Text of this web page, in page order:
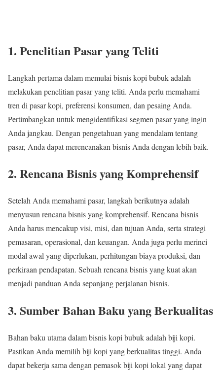
1. Penelitian Pasar yang Teliti
Langkah pertama dalam memulai bisnis kopi bubuk adalah
melakukan penelitian pasar yang teliti. Anda perlu memahami
tren di pasar kopi, preferensi konsumen, dan pesaing Anda.
Pertimbangkan untuk mengidentifikasi segmen pasar yang ingin
Anda jangkau. Dengan pengetahuan yang mendalam tentang
pasar, Anda dapat merencanakan bisnis Anda dengan lebih baik.
2. Rencana Bisnis yang Komprehensif
Setelah Anda memahami pasar, langkah berikutnya adalah
menyusun rencana bisnis yang komprehensif. Rencana bisnis
Anda harus mencakup visi, misi, dan tujuan Anda, serta strategi
pemasaran, operasional, dan keuangan. Anda juga perlu merinci
modal awal yang diperlukan, perhitungan biaya produksi, dan
perkiraan pendapatan. Sebuah rencana bisnis yang kuat akan
menjadi panduan Anda sepanjang perjalanan bisnis.
3. Sumber Bahan Baku yang Berkualitas
Bahan baku utama dalam bisnis kopi bubuk adalah biji kopi.
Pastikan Anda memilih biji kopi yang berkualitas tinggi. Anda
dapat bekerja sama dengan pemasok biji kopi lokal yang dapat